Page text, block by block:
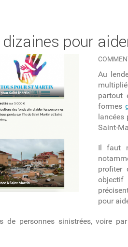
pour
Au
partout
formes
Saint-
Il faut
profiter
objectif
pour
de personnes sinistrées, voire